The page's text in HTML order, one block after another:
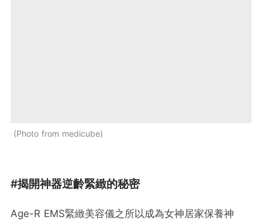
Photo from medicube
#揭開神器逆齡緊緻的秘密
Age-R EMS緊緻美容儀之所以成為女神居家保養神